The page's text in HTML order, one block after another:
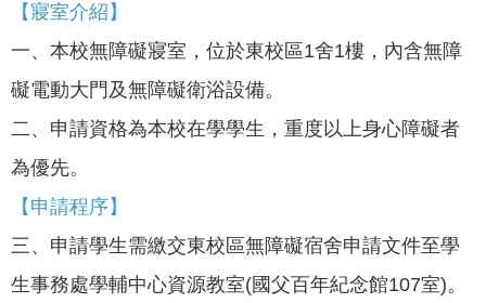
【寢室介紹】
一、本校無障礙寢室，位於東校區1舍1樓，內含無障
礙電動大門及無障礙衛浴設備。
二、申請資格為本校在學學生，重度以上身心障礙者
為優先。
【申請程序】
三、申請學生需繳交東校區無障礙宿舍申請文件至學
生事務處學輔中心資源教室(國父百年紀念館107室)。